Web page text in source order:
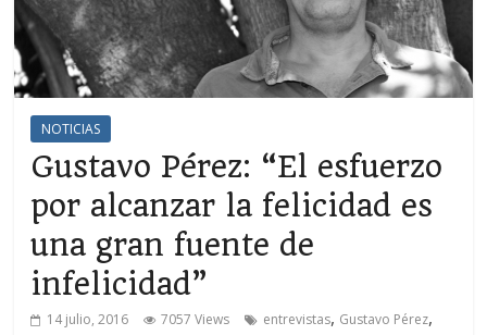
NOTICIAS
Gustavo Pérez: “El esfuerzo
por alcanzar la felicidad es
una gran fuente de
infelicidad”
14 julio, 2016 7057 Views entrevistas, Gustavo Pérez,